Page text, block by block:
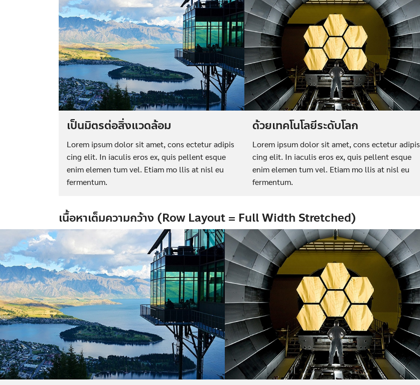
เป็นมิตรต่อสิ่งแวดล้อม
Lorem ipsum dolor sit amet, cons ectetur adipis
cing elit. In iaculis eros ex, quis pellent esque
enim elemen tum vel. Etiam mo llis at nisl eu
fermentum.
ด้วยเทคโนโลยีระดับโลก
Lorem ipsum dolor sit amet, cons ectetur adipis
cing elit. In iaculis eros ex, quis pellent esque
enim elemen tum vel. Etiam mo llis at nisl eu
fermentum.
เนื้อหาเต็มความกว้าง (Row Layout = Full Width Stretched)